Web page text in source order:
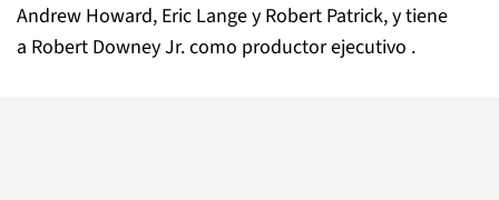
Andrew Howard, Eric Lange y Robert Patrick, y tiene
a Robert Downey Jr. como productor ejecutivo .